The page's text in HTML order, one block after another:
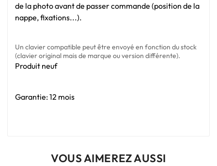
de la photo avant de passer commande (position de la
nappe, fixations...).
Un clavier compatible peut être envoyé en fonction du stock
(clavier original mais de marque ou version différente).
Produit neuf
Garantie: 12 mois
VOUS AIMEREZ AUSSI